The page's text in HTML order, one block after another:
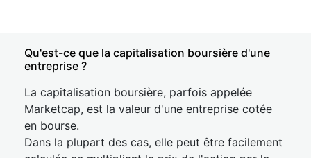
Qu'est-ce que la capitalisation boursière d'une
entreprise ?
La capitalisation boursière, parfois appelée
Marketcap, est la valeur d'une entreprise cotée
en bourse.
Dans la plupart des cas, elle peut être facilement